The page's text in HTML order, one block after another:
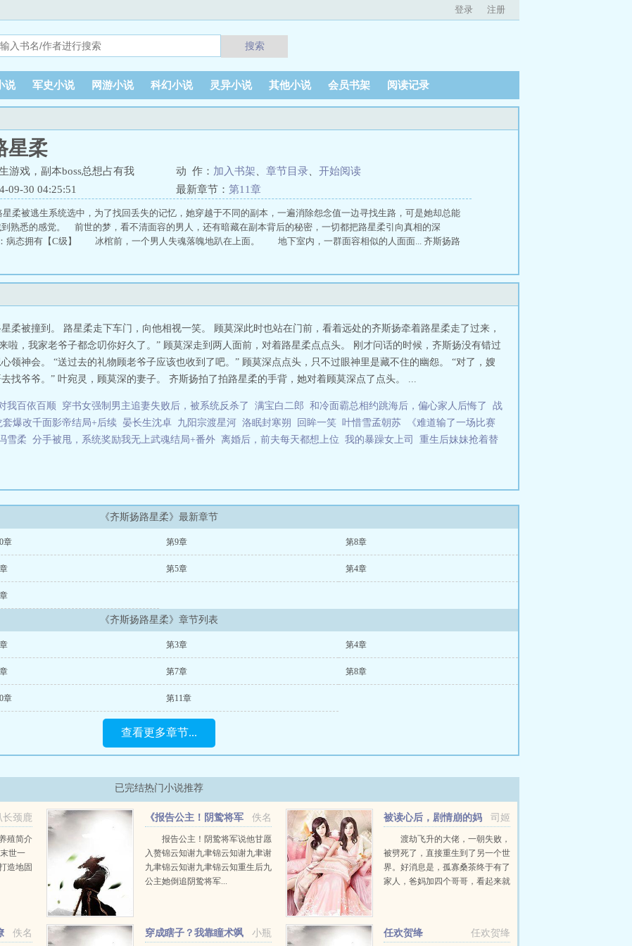
登录 注册
搜索
说 军史小说 网游小说 科幻小说 灵异小说 其他小说 会员书架 阅读记录
星柔
游戏，副本boss总想占有我 动 作： 加入书架 章节目录
开始阅读
09-30 04:25:51
最新章节： 第11章
柔被逃生系统选中，为了找回丢失的记忆，她穿越于不同的副本，一遍消除怨念值一边寻找生路，可是她却总能
到熟悉的感觉。 前世的梦，看不清面容的男人，还有暗藏在副本背后的秘密，一切都把路星柔引向真相的深
态拥有【C级】 冰棺前，一个男人失魂落魄地趴在上面。 地下室内，一群面容相似的人面面... 齐斯扬路
柔被撞到。 路星柔走下车门，向他相视一笑。 顾莫深此时也站在门前，看着远处的齐斯扬牵着路星柔走了过来，
啦，我家老爷子都念叨你好久了。” 顾莫深走到两人面前，对着路星柔点点头。 刚才问话的时候，齐斯扬没有错过
领神会。 “送过去的礼物顾老爷子应该也收到了吧。” 顾莫深点点头，只不过眼神里是藏不住的幽怨。 “对了，嫂
找爷爷。” 叶宛灵，顾莫深的妻子。 齐斯扬拍了拍路星柔的手背，她对着顾莫深点了点头。 ...
我百依百顺 穿书女强制男主追妻失败后，被系统反杀了 满宝白二郎 和冷面霸总相约跳海后，偏心家人后悔了
战
爆改千面影帝结局+后续 晏长生沈卓 九阳宗渡星河 洛眠封寒朔 回眸一笑 叶惜雪孟朝苏
《难道输了一场比赛
雪柔 分手被甩，系统奖励我无上武魂结局+番外 离婚后，前夫每天都想上位 我的暴躁女上司
重生后妹妹抢着替
《齐斯扬路星柔》最新章节
章 第9章 第8章
第5章 第4章
《齐斯扬路星柔》章节列表
第3章 第4章
第7章 第8章
章 第11章
查看更多章节...
已完结热门小说推荐
长颈鹿
殖简介
世一
造地固
佚名
《报告公主！阴鸷将军
说他甘愿入赘》锦云知谢九
聿
报告公主！阴鸷将军说他甘愿
入赘锦云知谢九聿锦云知谢九聿谢
九聿锦云知谢九聿锦云知重生后九
公主她倒追阴鸷将军...
司姬
被读心后，剧情崩的妈
都不认识了
渡劫飞升的大佬，一朝失败，
被劈死了，直接重生到了另一个世
界。好消息是，孤寡桑茶终于有了
家人，爸妈加四个哥哥，看起来就
佚名 小瓶
穿成瞎子？我靠瞳术飒 任欢贺绛
任欢贺绛